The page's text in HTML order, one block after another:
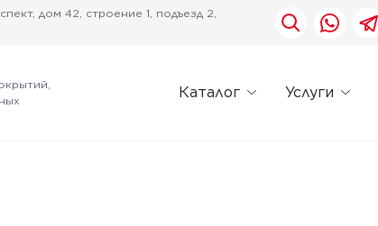
дом 42, строение 1, подъезд 2,
Каталог Услуги